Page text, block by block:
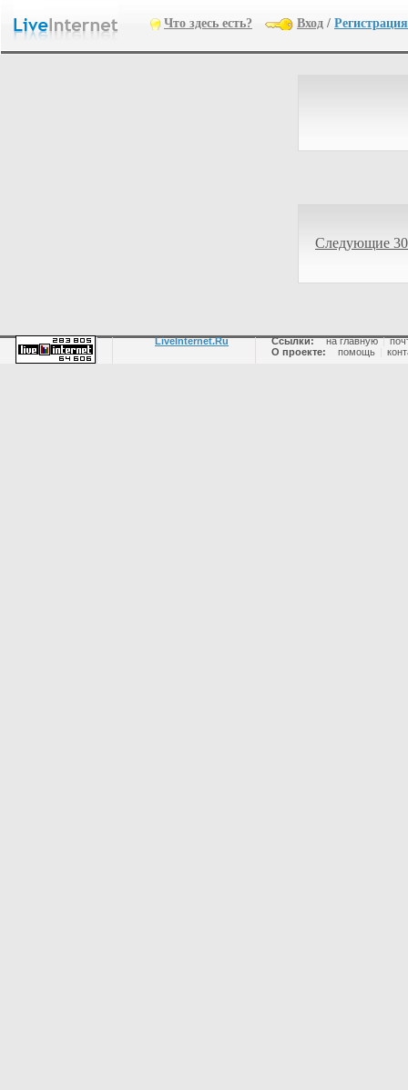
Что здесь есть? Вход / Регистрация
Следующие
LiveInternet.Ru Ссылки: на главную |
О проекте:
помощь